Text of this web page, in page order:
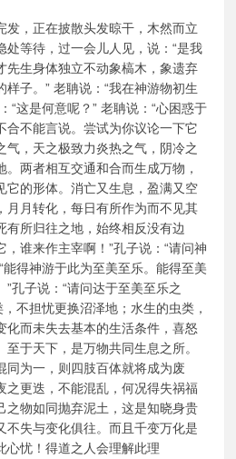
发，正在披散头发晾干，木然而立
处等待，过一会儿人见，说：“是我
先生身体独立不动象槁木，象遗弃
子。” 老聃说：“我在神游物初生
“这是何意呢？” 老聃说：“心困惑于
合不能言说。尝试为你议论一下它
气，天之极致力炎热之气，阴冷之
两者相互交通和合而生成万物，
它的形体。消亡又生息，盈满又空
月月转化，每日有所作为而不见其
有所归往之地，始终相反没有边
，谁来作主宰啊！”孔子说：“请问神
能得神游于此为至美至乐。能得至美
孔子说：“请问达于至美至乐之
不担忧更换沼泽地；水生的虫类，
化而未失去基本的生活条件，喜怒
于天下，是万物共同生息之所。
同为一，则四肢百体就将成为废
之更迭，不能混乱，何况得失祸福
之物如同抛弃泥土，这是知晓身贵
不失与变化俱往。而且千变万化是
心忧！得道之人会理解此理